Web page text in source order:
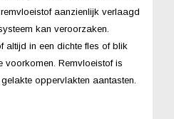
aanzienlijk verlaagd
kan veroorzaken.
altijd in een dichte fles of blik
voorkomen. Remvloeistof is
oppervlakten aantasten.